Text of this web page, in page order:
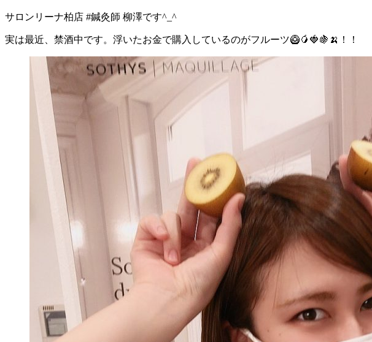
サロンリーナ柏店 #鍼灸師 柳澤です^_^
実は最近、禁酒中です。浮いたお金で購入しているのがフルーツ🥝🥭🍓🍇🍌！！